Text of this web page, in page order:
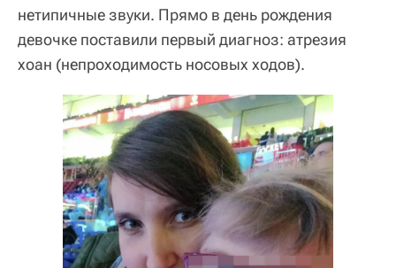
нетипичные звуки. Прямо в день рождения
девочке поставили первый диагноз: атрезия
хоан (непроходимость носовых ходов).